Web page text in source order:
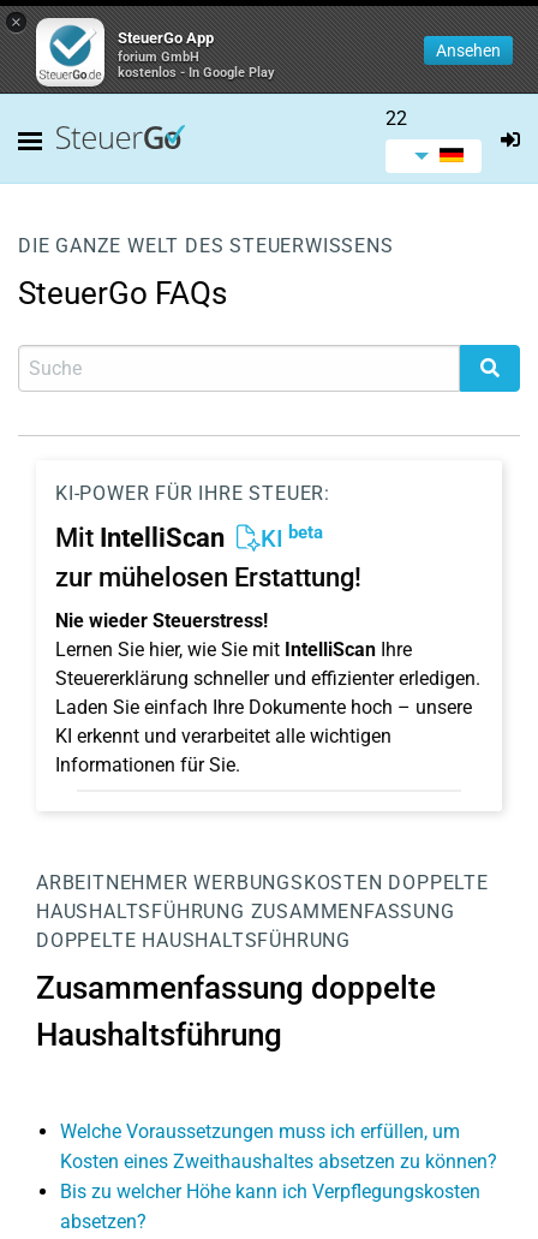
×
SteuerGo App
forium GmbH
kostenlos - In Google Play
Ansehen
22
DIE GANZE WELT DES STEUERWISSENS
SteuerGo FAQs
KI-POWER FÜR IHRE STEUER:
Mit IntelliScan KI beta
zur mühelosen Erstattung!
Nie wieder Steuerstress!
Lernen Sie hier, wie Sie mit IntelliScan Ihre
Steuererklärung schneller und effizienter erledigen.
Laden Sie einfach Ihre Dokumente hoch – unsere
KI erkennt und verarbeitet alle wichtigen
Informationen für Sie.
ARBEITNEHMER WERBUNGSKOSTEN DOPPELTE
HAUSHALTSFÜHRUNG ZUSAMMENFASSUNG
DOPPELTE HAUSHALTSFÜHRUNG
Zusammenfassung doppelte
Haushaltsführung
Welche Voraussetzungen muss ich erfüllen, um
Kosten eines Zweithaushaltes absetzen zu können?
Bis zu welcher Höhe kann ich Verpflegungskosten
absetzen?